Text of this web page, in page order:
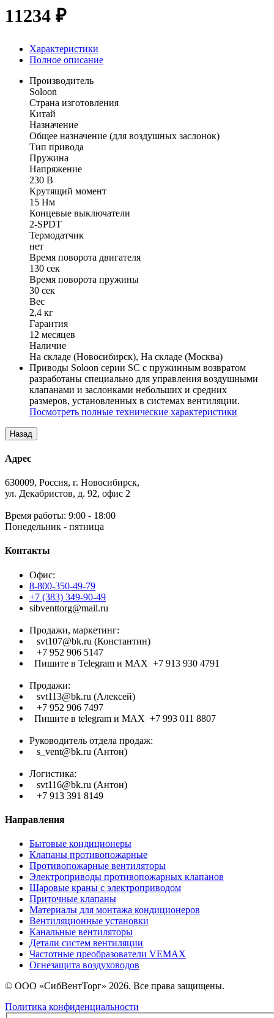
11234 ₽
Характеристики
Полное описание
Производитель
Soloon
Страна изготовления
Китай
Назначение
Общее назначение (для воздушных заслонок)
Тип привода
Пружина
Напряжение
230 В
Крутящий момент
15 Нм
Концевые выключатели
2-SPDT
Термодатчик
нет
Время поворота двигателя
130 cек
Время поворота пружины
30 сек
Вес
2,4 кг
Гарантия
12 месяцев
Наличие
На складе (Новосибирск), На складе (Москва)
Приводы Soloon серии SC с пружинным возвратом
разработаны специально для управления воздушными
клапанами и заслонками небольших и средних
размеров, установленных в системах вентиляции.
Посмотреть полные технические характеристики
Адрес
630009, Россия, г. Новосибирск,
ул. Декабристов, д. 92, офис 2
Время работы: 9:00 - 18:00
Понедельник - пятница
Контакты
Офис:
8-800-350-49-79
+7 (383) 349-90-49
sibventtorg@mail.ru
Продажи, маркетинг:
svt107@bk.ru (Константин)
+7 952 906 5147
Пишите в Telegram и МАХ +7 913 930 4791
Продажи:
svt113@bk.ru (Алексей)
+7 952 906 7497
Пишите в telegram и МАХ +7 993 011 8807
Руководитель отдела продаж:
s_vent@bk.ru (Антон)
Логистика:
svt116@bk.ru (Антон)
+7 913 391 8149
Направления
Бытовые кондиционеры
Клапаны противопожарные
Противопожарные вентиляторы
Электроприводы противопожарных клапанов
Шаровые краны с электроприводом
Приточные клапаны
Материалы для монтажа кондиционеров
Вентиляционные установки
Канальные вентиляторы
Детали систем вентиляции
Частотные преобразователи VEMAX
Огнезащита воздуховодов
© ООО «СибВентТорг» 2026. Все права защищены.
Политика конфиденциальности